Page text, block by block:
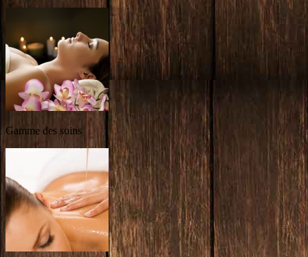
Gamme des soins